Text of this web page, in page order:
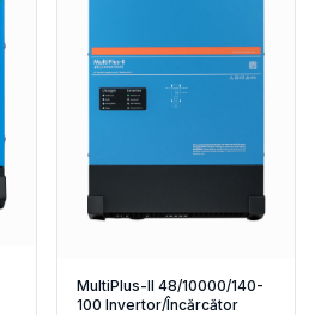
MultiPlus-II 48/10000/140-
100 Invertor/Încărcător